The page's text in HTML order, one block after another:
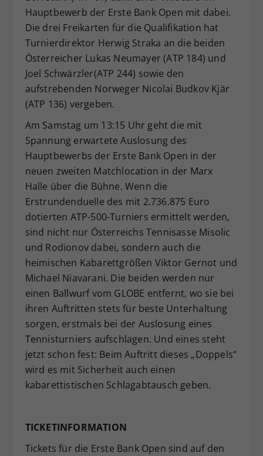
Hauptbewerb der Erste Bank Open mit dabei.
Die drei Freikarten für die Qualifikation hat
Turnierdirektor Herwig Straka an die beiden
Österreicher Lukas Neumayer (ATP 184) und
Joel Schwärzler(ATP 244) sowie den
aufstrebenden Norweger Nicolai Budkov Kjär
(ATP 136) vergeben.
Am Samstag um 13:15 Uhr geht die mit
Spannung erwartete Auslosung des
Hauptbewerbs der Erste Bank Open in der
neuen zweiten Matchlocation in der Marx
Halle über die Bühne. Wenn die
Erstrundenduelle des mit 2.736.875 Euro
dotierten ATP-500-Turniers ermittelt werden,
sind nicht nur Österreichs Tennisasse Misolic
und Rodionov dabei, sondern auch die
heimischen Kabarettgrößen Viktor Gernot und
Michael Niavarani. Die beiden werden nur
einen Ballwurf vom GLOBE entfernt, wo sie bei
ihren Auftritten stets für beste Unterhaltung
sorgen, erstmals bei der Auslosung eines
Tennisturniers aufschlagen. Und eines steht
jetzt schon fest: Beim Auftritt dieses „Doppels“
wird es mit Sicherheit auch einen
kabarettistischen Schlagabtausch geben.
TICKETINFORMATION
Tickets für die Erste Bank Open sind auf den
Zweck
Dieser Wert speichert Ihre Consent-
Einstellungen. Unter anderem eine
zufällig generierte ID, für die
historische Speicherung Ihrer
vorgenommen Einstellungen, falls der
Webseiten-Betreiber dies eingestellt
hat.